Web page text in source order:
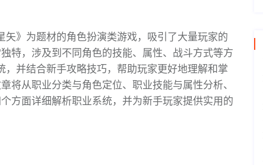
矢》为题材的角色扮演类游戏，吸引了大量玩家的
特，涉及到不同角色的技能、属性、战斗方式等方
并结合新手攻略技巧，帮助玩家更好地理解和掌
将从职业分类与角色定位、职业技能与属性分析、
方面详细解析职业系统，并为新手玩家提供实用的